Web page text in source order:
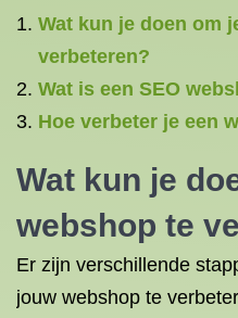
Wat kun je doen om
verbeteren?
Wat is een SEO
Hoe verbeter je een
Wat kun je
webshop te
Er zijn verschillende
jouw webshop te